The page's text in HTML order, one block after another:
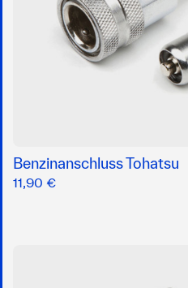
Benzinanschluss Tohatsu
11,90 €